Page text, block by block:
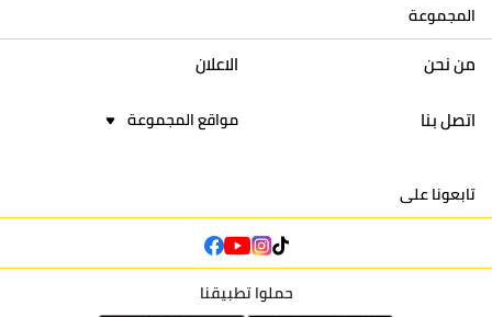
16 نادي أولمبيك آسفي 30
24
42
22
المجموعة
من نحن
الاعلان
اتصل بنا
مواقع المجموعة
تابعونا على
حملوا تطبيقنا